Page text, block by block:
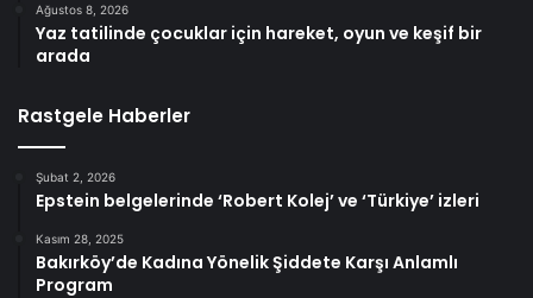
Ağustos 8, 2026
Yaz tatilinde çocuklar için hareket, oyun ve keşif bir
arada
Rastgele Haberler
Şubat 2, 2026
Epstein belgelerinde ‘Robert Kolej’ ve ‘Türkiye’ izleri
Kasım 28, 2025
Bakırköy’de Kadına Yönelik Şiddete Karşı Anlamlı
Program